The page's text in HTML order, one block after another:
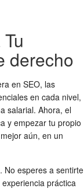
derecho
en SEO, las
en cada nivel,
salarial. Ahora, el
y empezar tu propio
aún, en un
No esperes a sentirte
práctica